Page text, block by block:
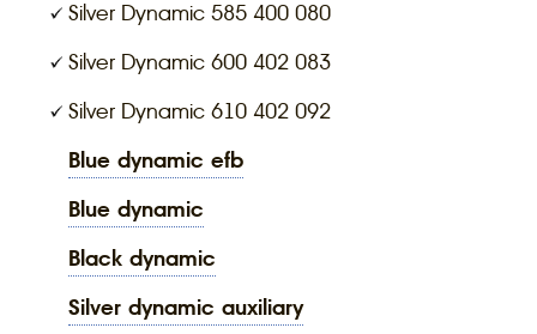
Silver Dynamic 585 400 080
Silver Dynamic 600 402 083
Silver Dynamic 610 402 092
blue dynamic efb
blue dynamic
black dynamic
silver dynamic auxiliary